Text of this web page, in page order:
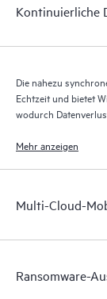
Kontinuierliche
Die nahezu
Echtzeit und bietet
wodurch
Tausende von
Mehr anzeigen
Multi-Cloud-
Ransomware-